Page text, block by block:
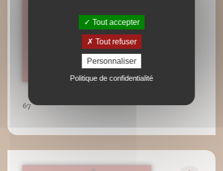
67
Tout accepter
Tout refuser
Personnaliser
Politique de confidentialité